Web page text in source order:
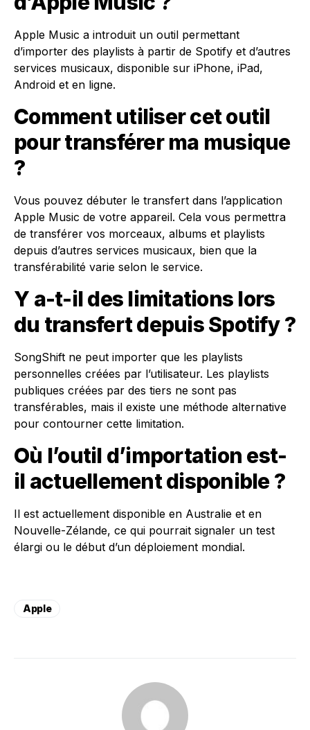
Apple Music a introduit un outil permettant
d’importer des playlists à partir de Spotify et d’autres
services musicaux, disponible sur iPhone, iPad,
Android et en ligne.
Comment utiliser cet outil
pour transférer ma musique
?
Vous pouvez débuter le transfert dans l’application
Apple Music de votre appareil. Cela vous permettra
de transférer vos morceaux, albums et playlists
depuis d’autres services musicaux, bien que la
transférabilité varie selon le service.
Y a-t-il des limitations lors
du transfert depuis Spotify ?
SongShift ne peut importer que les playlists
personnelles créées par l’utilisateur. Les playlists
publiques créées par des tiers ne sont pas
transférables, mais il existe une méthode alternative
pour contourner cette limitation.
Où l’outil d’importation est-
il actuellement disponible ?
Il est actuellement disponible en Australie et en
Nouvelle-Zélande, ce qui pourrait signaler un test
élargi ou le début d’un déploiement mondial.
Apple